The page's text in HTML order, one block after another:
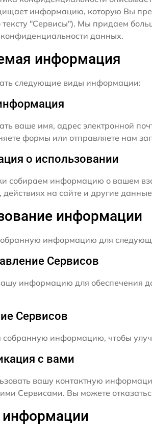
информацию, которую Вы
тексту "Сервисы"). Мы придаем
данных.
информация
следующие виды информации:
ваше имя, адрес электронной
формы или отправляете нам
о использовании
собираем информацию о вашем
на сайте и другие
информации
информацию для
Сервисов
информацию для обеспечения
Сервисов
информацию, чтобы
с вами
вашу контактную
Сервисами. Вы можете